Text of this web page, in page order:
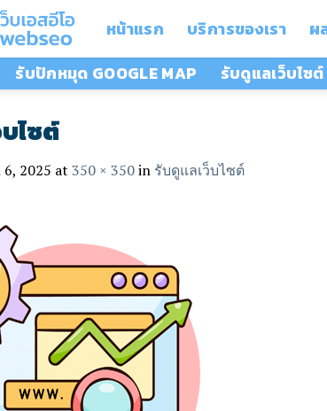
หน้าแรก บริการของเรา ผ
รับปักหมุด GOOGLE MAP รับดูแลเว็บไซต์
ไซต์
2025 at 350 × 350in รับดูแลเว็บไซต์